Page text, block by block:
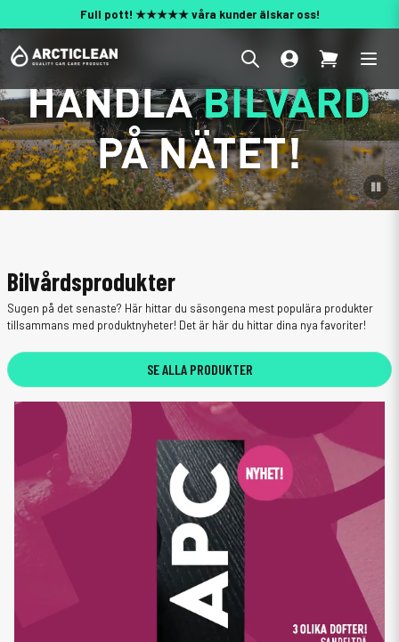
Fri frakt över 1200kr (max 20 kg)
Behöver du hjälp? 010 188 95 55
Bilvårdsprodukter
Sugen på det senaste? Här hittar du säsongena mest populära produkter
tillsammans med produktnyheter! Det är här du hittar dina nya favoriter!
SE ALLA PRODUKTER